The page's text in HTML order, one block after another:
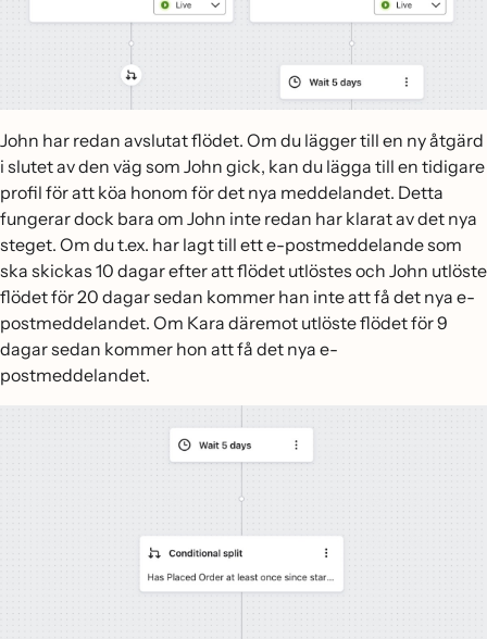
John har redan avslutat flödet. Om du lägger till en ny åtgärd
i slutet av den väg som John gick, kan du lägga till en tidigare
profil för att köa honom för det nya meddelandet. Detta
fungerar dock bara om John inte redan har klarat av det nya
steget. Om du t.ex. har lagt till ett e-postmeddelande som
ska skickas 10 dagar efter att flödet utlöstes och John utlöste
flödet för 20 dagar sedan kommer han inte att få det nya e-
postmeddelandet. Om Kara däremot utlöste flödet för 9
dagar sedan kommer hon att få det nya e-
postmeddelandet.